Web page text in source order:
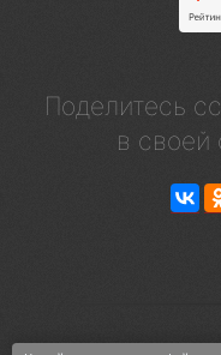
Поделитесь
в своей